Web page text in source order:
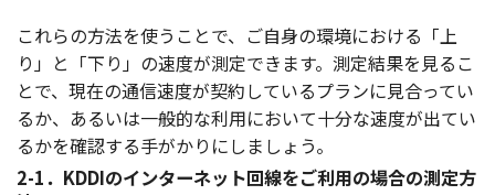
これらの方法を使うことで、ご自身の環境における「上
り」と「下り」の速度が測定できます。 測定結果を見るこ
とで、 現在の通信速度が契約しているプランに見合ってい
るか、あるいは一般的な利用において十分な速度が出てい
るかを確認する手がかりにしましょう。
2-1．KDDIのインターネット回線をご利用の場合の測定方